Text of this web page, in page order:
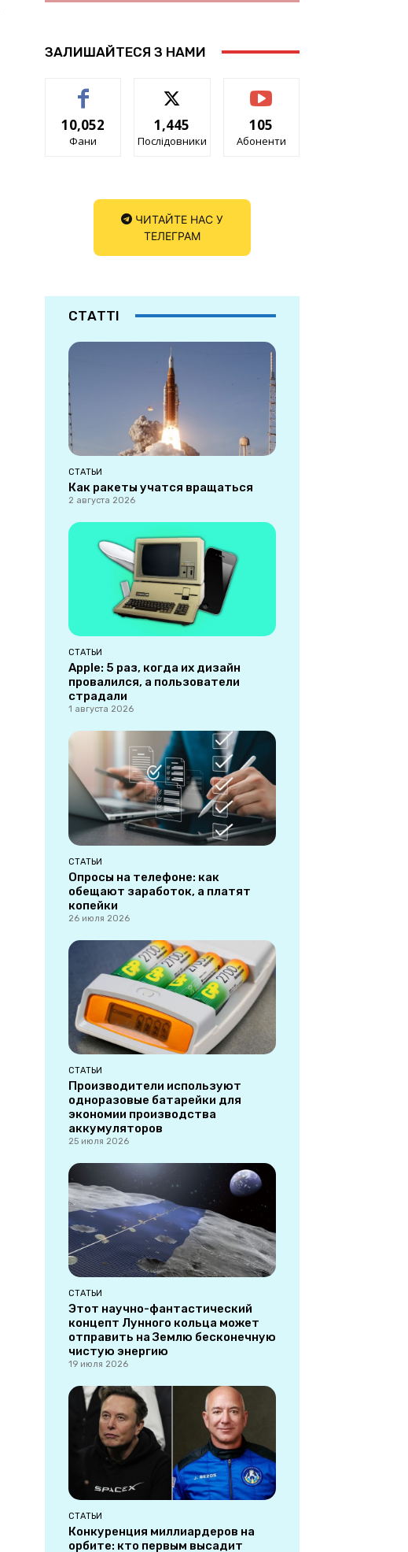
ЗАЛИШАЙТЕСЯ З НАМИ
10,052
Фани
1,445
Послідовники
105
Абоненти
ЧИТАЙТЕ НАС У
ТЕЛЕГРАМ
СТАТТІ
СТАТЬИ
Как ракеты учатся вращаться
2 августа 2026
СТАТЬИ
Apple: 5 раз, когда их дизайн
провалился, а пользователи
страдали
1 августа 2026
СТАТЬИ
Опросы на телефоне: как
обещают заработок, а платят
копейки
26 июля 2026
СТАТЬИ
Производители используют
одноразовые батарейки для
экономии производства
аккумуляторов
25 июля 2026
СТАТЬИ
Этот научно-фантастический
концепт Лунного кольца может
отправить на Землю бесконечную
чистую энергию
19 июля 2026
СТАТЬИ
Конкуренция миллиардеров на
орбите: кто первым высадит